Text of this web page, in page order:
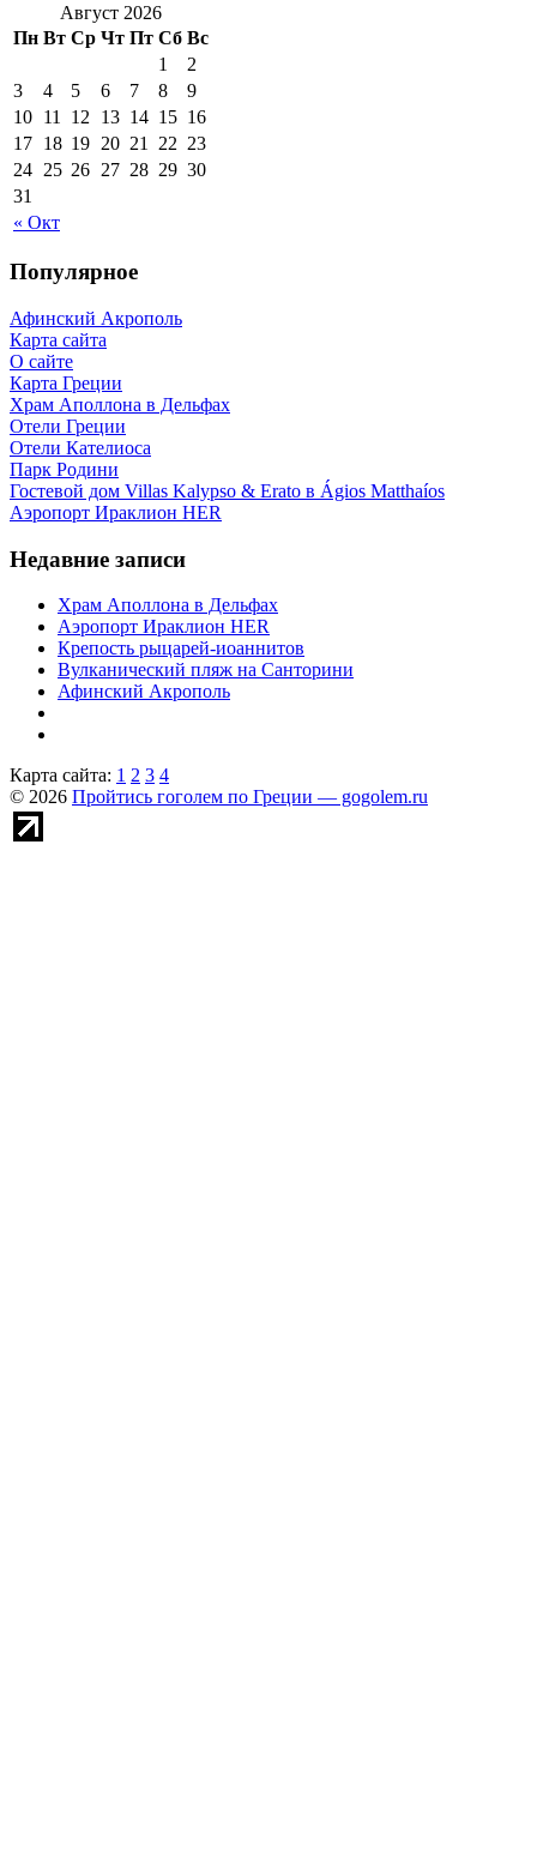
Август 2026
Пн Вт Ср Чт Пт Сб Вс
« Окт
1
2
3
4 5 6 7 8
9
10 11 12 13 14 15 16
17 18 19 20 21 22 23
24 25 26 27 28 29 30
31
Популярное
Афинский Акрополь
Карта сайта
О сайте
Карта Греции
Храм Аполлона в Дельфах
Отели Греции
Отели Кателиоса
Парк Родини
Гостевой дом Villas Kalypso & Erato в Ágios Matthaíos
Аэропорт Ираклион HER
Недавние записи
Храм Аполлона в Дельфах
Аэропорт Ираклион HER
Крепость рыцарей-иоаннитов
Вулканический пляж на Санторини
Афинский Акрополь
Карта сайта: 1 2 3 4
© 2026 Пройтись гоголем по Греции — gogolem.ru